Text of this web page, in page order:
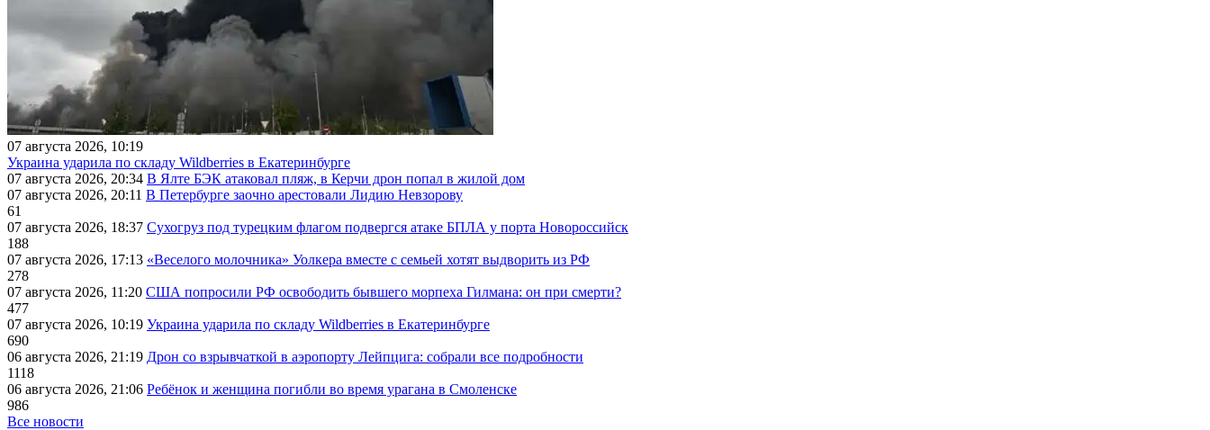
07 августа 2026, 10:19
Украина ударила по складу Wildberries в Екатеринбурге
07 августа 2026, 20:34 В Ялте БЭК атаковал пляж, в Керчи дрон попал в жилой дом
07 августа 2026, 20:11 В Петербурге заочно арестовали Лидию Невзорову
61
07 августа 2026, 18:37 Сухогруз под турецким флагом подвергся атаке БПЛА у порта Новороссийск
188
07 августа 2026, 17:13 «Веселого молочника» Уолкера вместе с семьей хотят выдворить из РФ
278
07 августа 2026, 11:20 США попросили РФ освободить бывшего морпеха Гилмана: он при смерти?
477
07 августа 2026, 10:19 Украина ударила по складу Wildberries в Екатеринбурге
690
06 августа 2026, 21:19 Дрон со взрывчаткой в аэропорту Лейпцига: собрали все подробности
1118
06 августа 2026, 21:06 Ребёнок и женщина погибли во время урагана в Смоленске
986
Все новости